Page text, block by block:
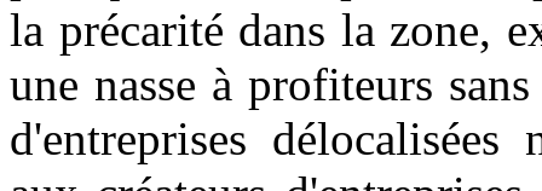
la précarité dans la zone,
une nasse à profiteurs
d'entreprises